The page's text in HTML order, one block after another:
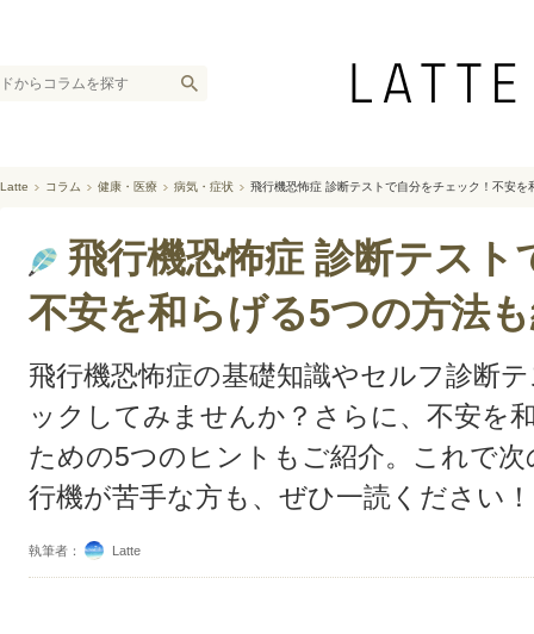
Latte コラム 健康・医療 病気・症状 飛行機恐怖症 診断テストで自分をチェック！不安を
飛行機恐怖症 診断テス
不安を和らげる5つの方法
飛行機恐怖症の基礎知識やセルフ診断
ックしてみませんか？さらに、不安を
ための5つのヒントもご紹介。これで
行機が苦手な方も、ぜひ一読ください！
執筆者： Latte